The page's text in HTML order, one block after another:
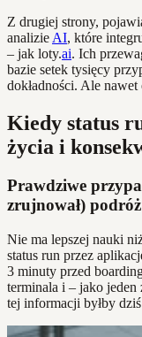
Z drugiej strony,
analizie AI, które
– jak loty.ai. Ich
bazie setek tysięcy
dokładności. Ale
Kiedy status
życia i
Prawdziwe
zrujnował) podróż
Nie ma lepszej nauki
status run przez
3 minuty przed
terminala i – jako jeden
tej informacji byłby